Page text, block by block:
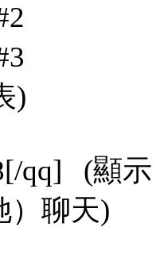
)
qq] (顯
）聊天)